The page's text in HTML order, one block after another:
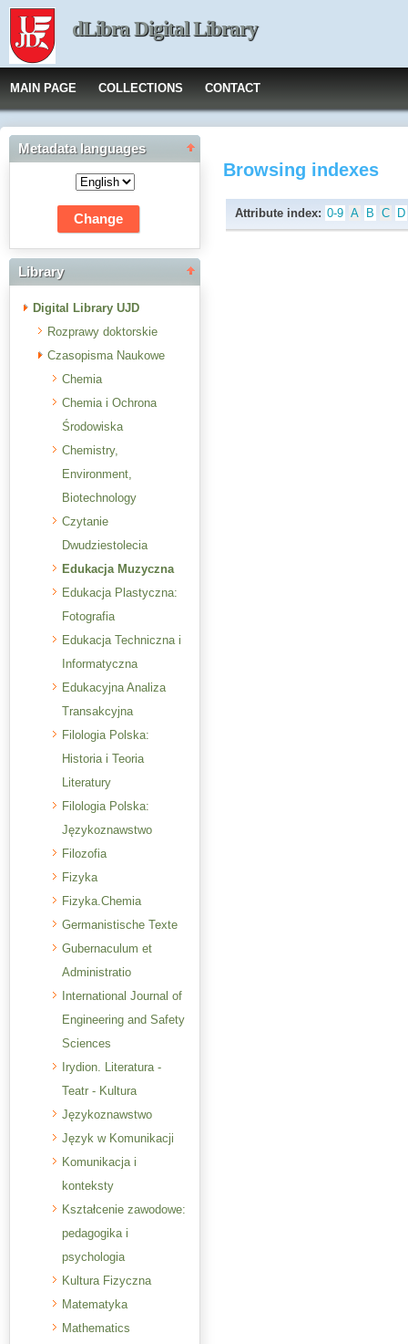
dLibra Digital Library
MAIN PAGE COLLECTIONS CONTACT
Metadata languages
Library
Digital Library UJD
Rozprawy doktorskie
Czasopisma Naukowe
Chemia
Chemia i Ochrona
Środowiska
Chemistry,
Environment,
Biotechnology
Czytanie
Dwudziestolecia
Edukacja Muzyczna
Edukacja Plastyczna:
Fotografia
Edukacja Techniczna i
Informatyczna
Edukacyjna Analiza
Transakcyjna
Filologia Polska:
Historia i Teoria
Literatury
Filologia Polska:
Językoznawstwo
Filozofia
Fizyka
Fizyka.Chemia
Germanistische Texte
Gubernaculum et
Administratio
International Journal of
Engineering and Safety
Sciences
Irydion. Literatura -
Teatr - Kultura
Językoznawstwo
Język w Komunikacji
Komunikacja i
konteksty
Kształcenie zawodowe:
pedagogika i
psychologia
Kultura Fizyczna
Matematyka
Mathematics
Browsing indexes
Attribute index: 0-9 A B C D